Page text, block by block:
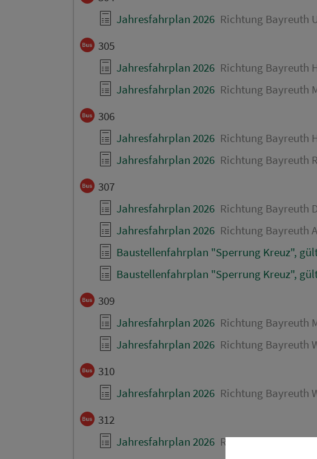
Jahresfahrplan 2026 Richtung Bayreuth
305
Jahresfahrplan 2026 Richtung Bayreuth
Jahresfahrplan 2026 Richtung Bayreuth
306
Jahresfahrplan 2026 Richtung Bayreuth
Jahresfahrplan 2026 Richtung Bayreuth
307
Jahresfahrplan 2026 Richtung Bayreuth
Jahresfahrplan 2026 Richtung Bayreuth
Baustellenfahrplan "Sperrung Kreuz",
Baustellenfahrplan "Sperrung Kreuz",
309
Jahresfahrplan 2026 Richtung Bayreuth
Jahresfahrplan 2026 Richtung Bayreuth
310
Jahresfahrplan 2026 Richtung Bayreuth
312
Jahresfahrplan 2026 Richtung Bayreuth